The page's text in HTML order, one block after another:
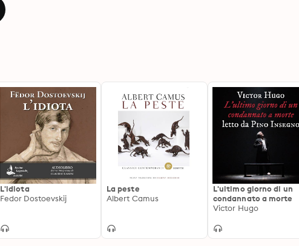
L'idiota
Fedor Dostoevskij
La peste
Albert Camus
L'ultimo giorno di un
condannato a morte
Victor Hugo